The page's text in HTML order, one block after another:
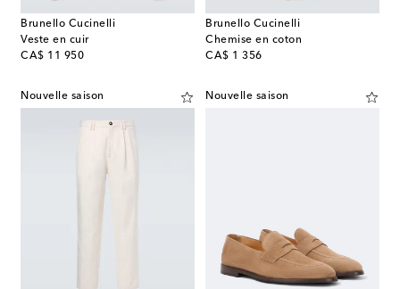
Brunello Cucinelli
Veste en cuir
CA$ 11 950
original price
Brunello Cucinelli
Chemise en coton
CA$ 1 356
original price
Nouvelle saison Nouvelle saison